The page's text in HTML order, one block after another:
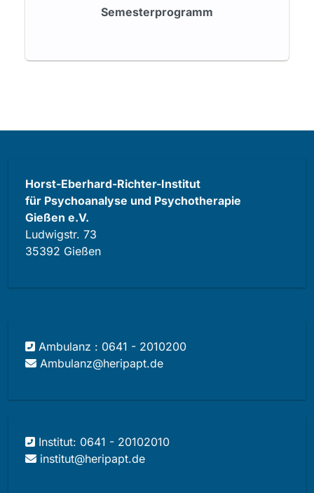
Semesterprogramm
Horst-Eberhard-Richter-Institut
für Psychoanalyse und Psychotherapie
Gießen e.V.
Ludwigstr. 73
35392 Gießen
Ambulanz : 0641 - 2010200
Ambulanz@heripapt.de
Institut: 0641 - 20102010
institut@heripapt.de